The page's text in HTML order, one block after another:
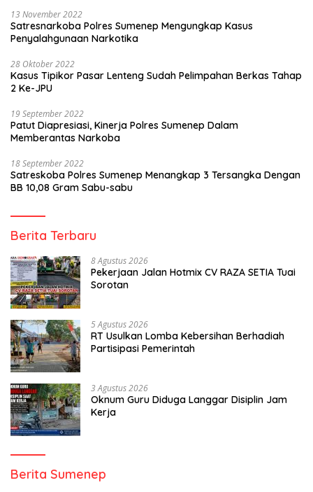
13 November 2022
Satresnarkoba Polres Sumenep Mengungkap Kasus
Penyalahgunaan Narkotika
28 Oktober 2022
Kasus Tipikor Pasar Lenteng Sudah Pelimpahan Berkas Tahap
2 Ke-JPU
19 September 2022
Patut Diapresiasi, Kinerja Polres Sumenep Dalam
Memberantas Narkoba
18 September 2022
Satreskoba Polres Sumenep Menangkap 3 Tersangka Dengan
BB 10,08 Gram Sabu-sabu
Berita Terbaru
8 Agustus 2026
Pekerjaan Jalan Hotmix CV RAZA SETIA Tuai
Sorotan
5 Agustus 2026
RT Usulkan Lomba Kebersihan Berhadiah
Partisipasi Pemerintah
3 Agustus 2026
Oknum Guru Diduga Langgar Disiplin Jam
Kerja
Berita Sumenep